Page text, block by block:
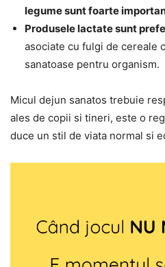
legume sunt foarte
Produsele lactate sunt
asociate cu fulgi de cereale
sanatoase pentru organism.
Micul dejun sanatos trebuie
ales de copii si tineri, este o
duce un stil de viata normal si